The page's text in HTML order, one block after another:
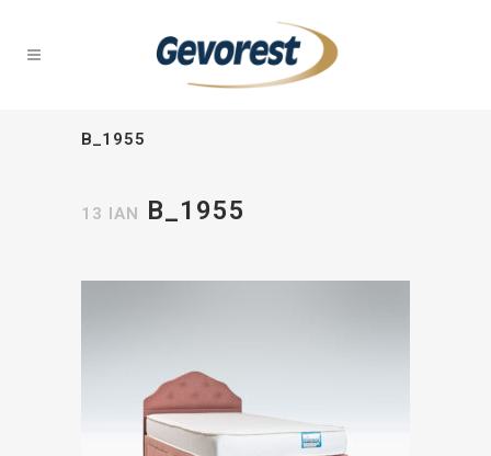
B_1955
13 ΙΑΝ B_1955